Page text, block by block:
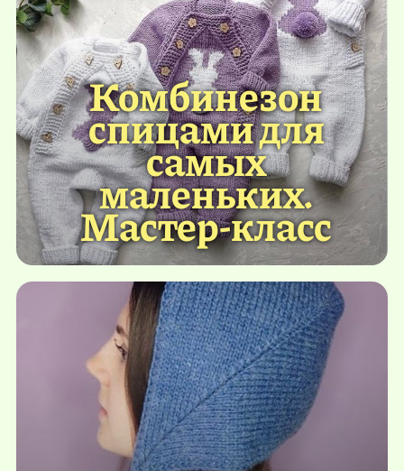
Комбинезон
спицами для
самых
маленьких.
Мастер-класс